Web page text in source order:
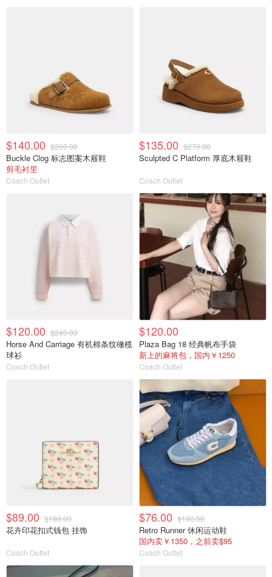
$140.00 $200.00
Buckle Clog 标志图案木屐鞋
剪毛衬里
Coach Outlet
$135.00 $270.00
Sculpted C Platform 厚底木屐鞋
Coach Outlet
$120.00 $240.00
Horse And Carriage 有机棉条纹橄榄
球衫
Coach Outlet
$120.00
Plaza Bag 18 经典帆布手袋
新上的麻将包，国内￥1250
Coach Outlet
$89.00 $180.00
花卉印花扣式钱包 挂饰
Coach Outlet
$76.00 $190.00
Retro Runner 休闲运动鞋
国内卖￥1350，之前卖$95
Coach Outlet